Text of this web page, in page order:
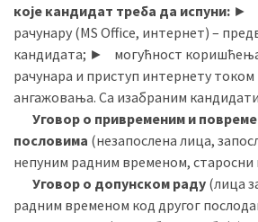
које кандидат треба да испуни: ►
рачунару (MS Office, интернет) –
кандидата; ► могућност
рачунара и приступ интернету
ангажовања. Са изабраним
Уговор о привременим и
пословима (незапослена лица,
непуним радним временом, старосни
Уговор о допунском раду (лица
радним временом код другог